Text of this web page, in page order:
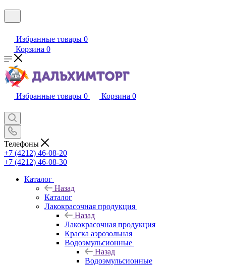
Избранные товары 0
Корзина 0
Избранные товары 0 Корзина 0
Телефоны
+7 (4212) 46-08-20
+7 (4212) 46-08-30
Каталог
Назад
Каталог
Лакокрасочная продукция
Назад
Лакокрасочная продукция
Краска аэрозольная
Водоэмульсионные
Назад
Водоэмульсионные